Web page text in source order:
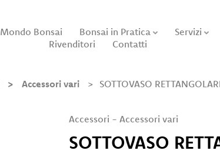
Mondo Bonsai Bonsai in Pratica Servizi
Rivenditori
Contatti
Accessori vari SOTTOVASO
Accessori - Accessori vari
SOTTOVASO